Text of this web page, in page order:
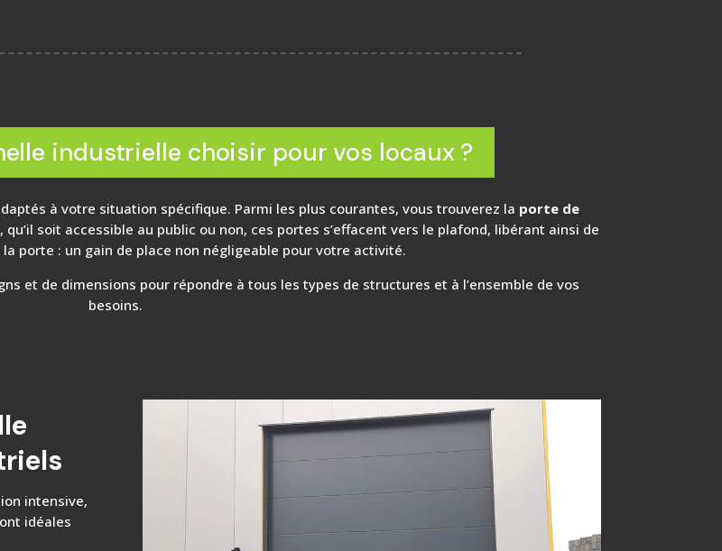
industrielle choisir pour vos locaux ?
à votre situation spécifique. Parmi les plus courantes, vous trouverez la porte de
soit accessible au public ou non, ces portes s’effacent vers le plafond, libérant ainsi de
porte : un gain de place non négligeable pour votre activité.
et de dimensions pour répondre à tous les types de structures et à l’ensemble de vos
besoins.
intensive,
idéales